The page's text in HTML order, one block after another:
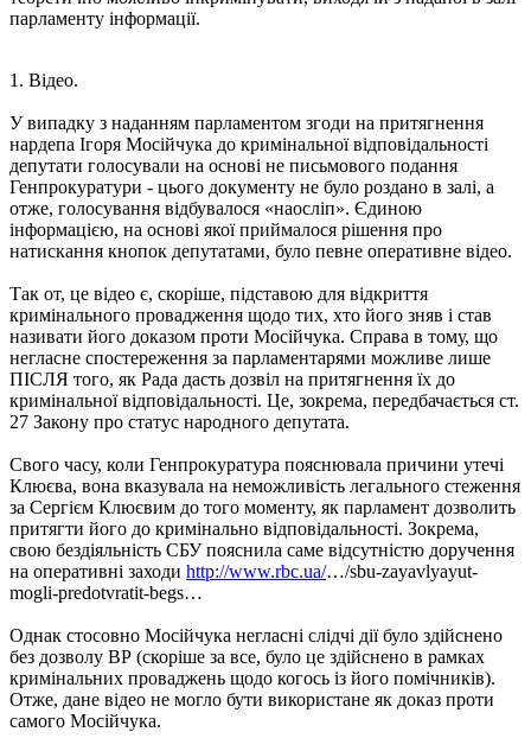
парламенту інформації.
1. Відео.
У випадку з наданням парламентом згоди на притягнення
нардепа Ігоря Мосійчука до кримінальної відповідальності
депутати голосували на основі не письмового подання
Генпрокуратури - цього документу не було роздано в залі, а
отже, голосування відбувалося «наосліп». Єдиною
інформацією, на основі якої приймалося рішення про
натискання кнопок депутатами, було певне оперативне відео.
Так от, це відео є, скоріше, підставою для відкриття
кримінального провадження щодо тих, хто його зняв і став
називати його доказом проти Мосійчука. Справа в тому, що
негласне спостереження за парламентарями можливе лише
ПІСЛЯ того, як Рада дасть дозвіл на притягнення їх до
кримінальної відповідальності. Це, зокрема, передбачається ст.
27 Закону про статус народного депутата.
Свого часу, коли Генпрокуратура пояснювала причини утечі
Клюєва, вона вказувала на неможливість легального стеження
за Сергієм Клюєвим до того моменту, як парламент дозволить
притягти його до кримінально відповідальності. Зокрема,
свою бездіяльність СБУ пояснила саме відсутністю доручення
на оперативні заходи http://www.rbc.ua/…/sbu-zayavlyayut-
mogli-predotvratit-begs…
Однак стосовно Мосійчука негласні слідчі дії було здійснено
без дозволу ВР (скоріше за все, було це здійснено в рамках
кримінальних проваджень щодо когось із його помічників).
Отже, дане відео не могло бути використане як доказ проти
самого Мосійчука.